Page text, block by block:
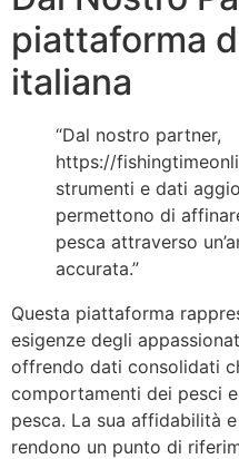
piattaforma
italiana
“Dal nostro partner,
https://
strumenti e dati
permettono di
pesca attraverso
accurata.”
Questa piattaforma
esigenze degli
offrendo dati consolidati
comportamenti dei pesci
pesca. La sua affidabilità
rendono un punto di